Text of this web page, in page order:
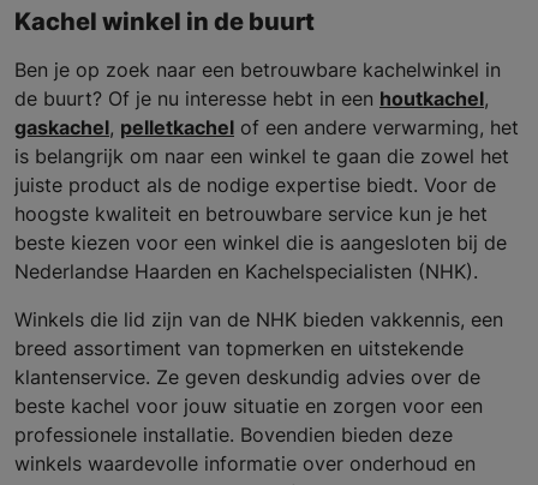
Kachel winkel in de buurt
Ben je op zoek naar een betrouwbare kachelwinkel in
de buurt? Of je nu interesse hebt in een houtkachel,
gaskachel, pelletkachel of een andere verwarming, het
is belangrijk om naar een winkel te gaan die zowel het
juiste product als de nodige expertise biedt. Voor de
hoogste kwaliteit en betrouwbare service kun je het
beste kiezen voor een winkel die is aangesloten bij de
Nederlandse Haarden en Kachelspecialisten (NHK).
Winkels die lid zijn van de NHK bieden vakkennis, een
breed assortiment van topmerken en uitstekende
klantenservice. Ze geven deskundig advies over de
beste kachel voor jouw situatie en zorgen voor een
professionele installatie. Bovendien bieden deze
winkels waardevolle informatie over onderhoud en